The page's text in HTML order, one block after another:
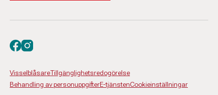
VisselblåsareTillgänglighetsredogörelse
Behandling av personuppgifterE-tjänstenCookieinställningar
Besök oss på facebook
Besök oss på instagram